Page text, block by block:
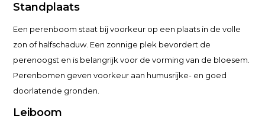
Standplaats
Een perenboom staat bij voorkeur op een plaats in de volle
zon of halfschaduw. Een zonnige plek bevordert de
perenoogst en is belangrijk voor de vorming van de bloesem.
Perenbomen geven voorkeur aan humusrijke- en goed
doorlatende gronden.
Leiboom